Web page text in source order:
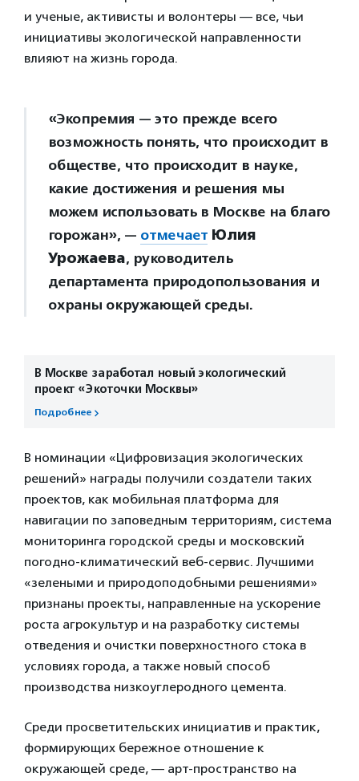
и ученые, активисты и волонтеры — все, чьи
инициативы экологической направленности
влияют на жизнь города.
«Экопремия — это прежде всего
возможность понять, что происходит в
обществе, что происходит в науке,
какие достижения и решения мы
можем использовать в Москве на благо
горожан», — отмечает Юлия
Урожаева, руководитель
департамента природопользования и
охраны окружающей среды.
В Москве заработал новый экологический
проект «Экоточки Москвы»
Подробнее
В номинации «Цифровизация экологических
решений» награды получили создатели таких
проектов, как мобильная платформа для
навигации по заповедным территориям, система
мониторинга городской среды и московский
погодно-климатический веб-сервис. Лучшими
«зелеными и природоподобными решениями»
признаны проекты, направленные на ускорение
роста агрокультур и на разработку системы
отведения и очистки поверхностного стока в
условиях города, а также новый способ
производства низкоуглеродного цемента.
Среди просветительских инициатив и практик,
формирующих бережное отношение к
окружающей среде, — арт-пространство на